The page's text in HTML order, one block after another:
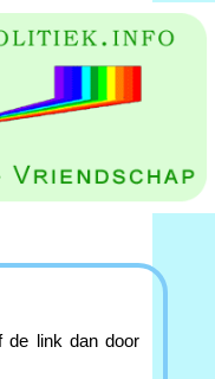
de link dan door